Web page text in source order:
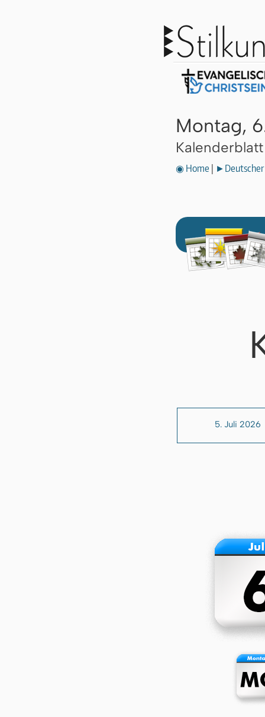
Montag,
◉ Home ►Deutscher
5. Juli 2026